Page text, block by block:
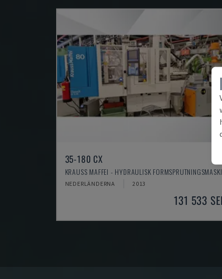
35-180 CX
KRAUSS MAFFEI - HYDRAULISK
NEDERLÄNDERNA 2013
131 533